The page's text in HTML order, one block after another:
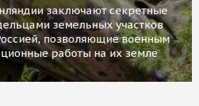
заключают секретные
земельных участков
позволяющие военным
работы на их земле